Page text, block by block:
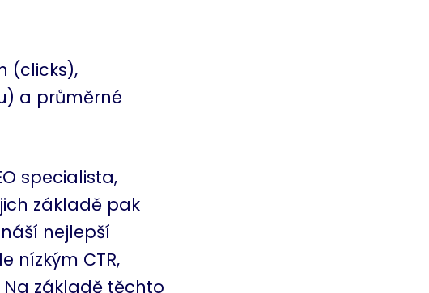
(clicks),
a průměrné
specialista,
základě pak
nejlepší
nízkým CTR,
Na základě těchto